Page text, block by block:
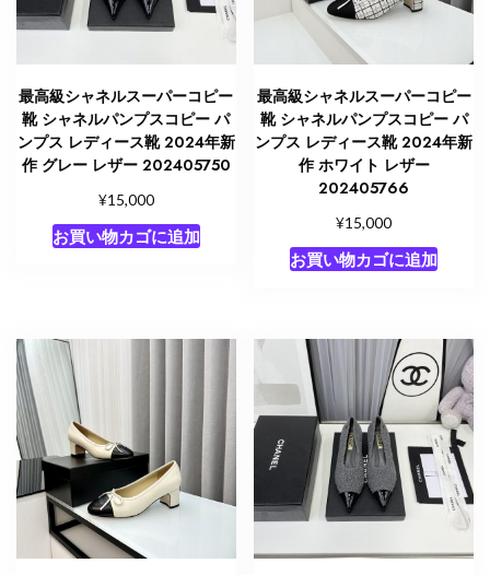
最高級シャネルスーパーコピー
靴 シャネルパンプスコピー パ
ンプス レディース靴 2024年新
作 グレー レザー 202405750
¥15,000
お買い物カゴに追加
最高級シャネルスーパーコピー
靴 シャネルパンプスコピー パ
ンプス レディース靴 2024年新
作 ホワイト レザー
202405766
¥15,000
お買い物カゴに追加